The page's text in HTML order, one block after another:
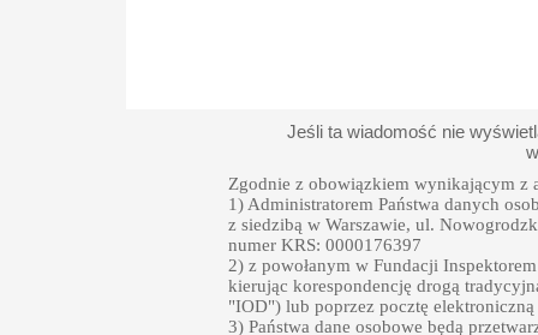
Jeśli ta wiadomość nie
Zgodnie z obowiązkiem wynikającym z
1) Administratorem Państwa danych
z siedzibą w Warszawie, ul.
numer KRS: 0000176397
2) z powołanym w Fundacji
kierując korespondencję drogą
"IOD") lub poprzez pocztę
3) Państwa dane osobowe będą